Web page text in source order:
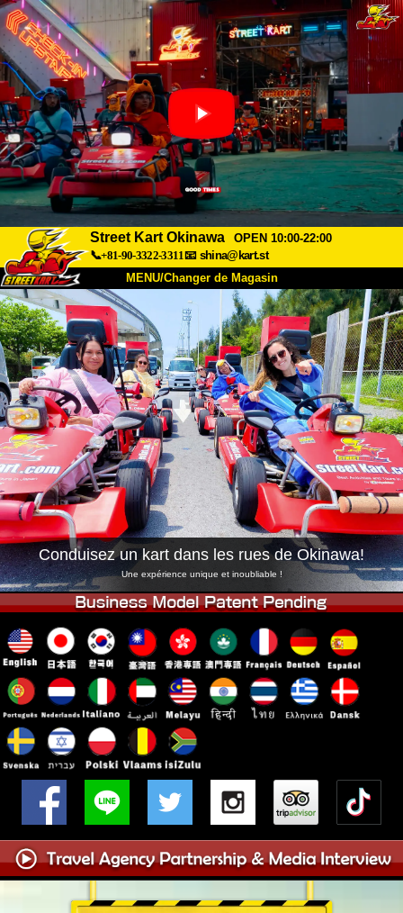
Street Kart Okinawa
OPEN 10:00-22:00
📞+81-90-3322-3311📧 shina@kart.st
MENU/Changer de Magasin
ACCUEIL
À Propos Caractéristiques Tarifs
Accès Avis FAQ
Entreprise Réservation
Changer de Magasin
Tokyo Shinagawa Tokyo Akihabara#1
Tokyo Akihabara#2 Tokyo Shibuya
Tokyo Shibuya Annexe Baie de Tokyo
Tokyo Asakusa Osaka
Okinawa
Conduisez un kart dans les rues de Okinawa!
Une expérience unique et inoubliable !